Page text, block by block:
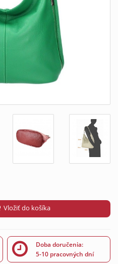
Vložiť do košíka
Doba doručenia:
5-10 pracovných dní